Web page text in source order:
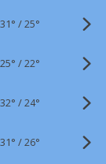
31° /25°
25° /22°
32° /24°
31° /26°